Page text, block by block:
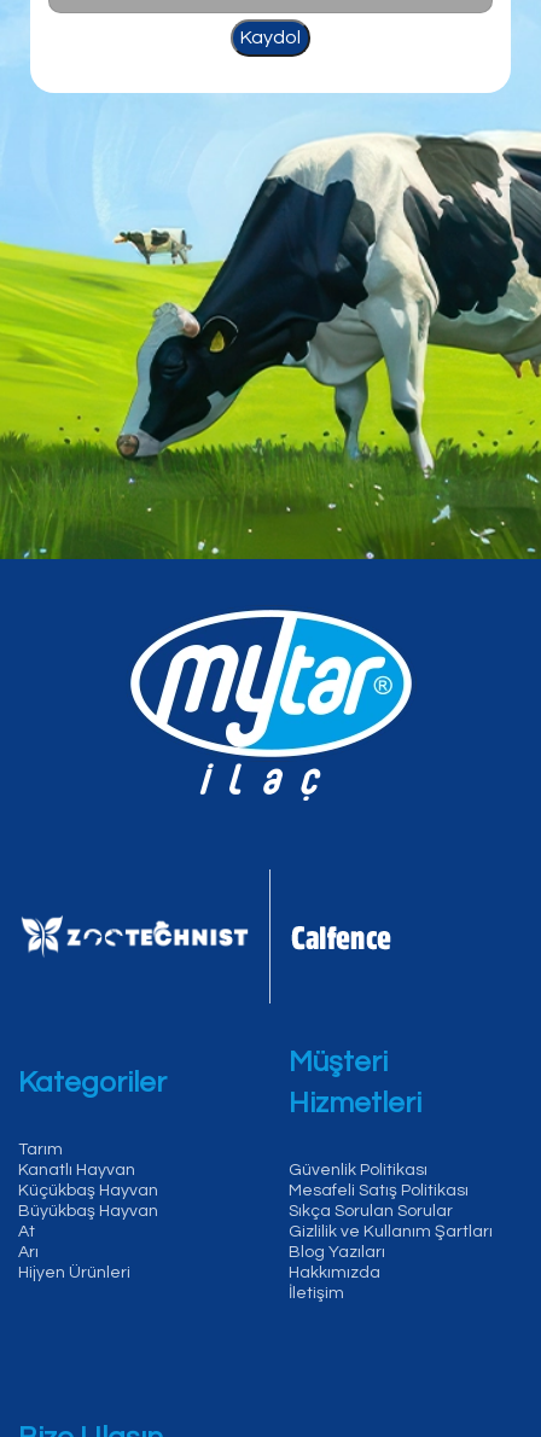
Kategoriler
Tarım
Kanatlı Hayvan
Küçükbaş Hayvan
Büyükbaş Hayvan
At
Arı
Hijyen Ürünleri
Müşteri
Hizmetleri
Güvenlik Politikası
Mesafeli Satış Politikası
Sıkça Sorulan Sorular
Gizlilik ve Kullanım Şartları
Blog Yazıları
Hakkımızda
İletişim